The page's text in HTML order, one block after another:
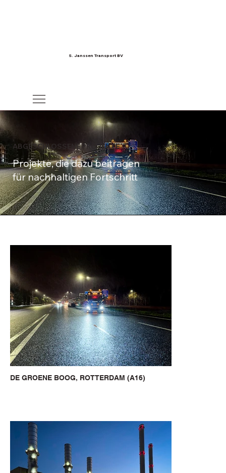
S. Janssen Transport BV
ABGESCHLOSSENE PROJEKTE
Projekte, die dazu beitragen
für nachhaltigen Fortschritt
DE GROENE BOOG, ROTTERDAM (A16)